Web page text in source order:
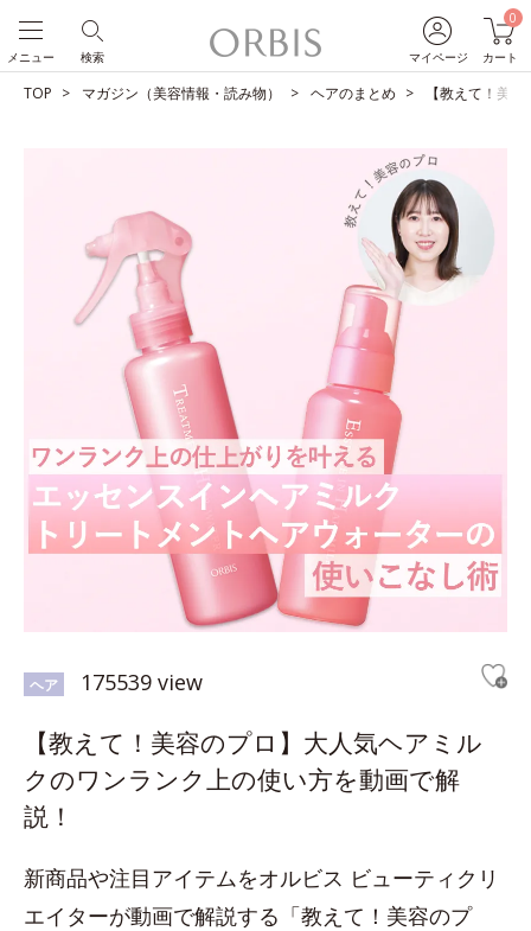
マイページ
0
カート
検索
メニュー
TOP マガジン（美容情報・読み物） ヘアのまとめ 【教えて！美
ヘア 175539 view
【教えて！美容のプロ】大人気ヘアミル
クのワンランク上の使い方を動画で解
説！
新商品や注目アイテムをオルビス ビューティクリ
エイターが動画で解説する「教えて！美容のプ